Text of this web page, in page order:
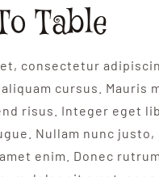
Table
consectetur
cursus. Mauris
risus. Integer eget
Nullam nunc
enim. Donec